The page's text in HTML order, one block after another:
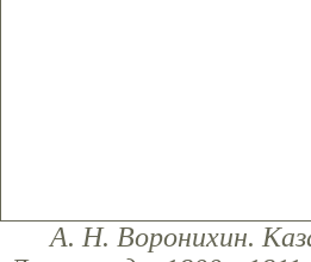
А. Н. Воронихин.